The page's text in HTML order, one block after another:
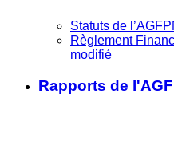
Statuts de
Règlement
modifié
Rapports de